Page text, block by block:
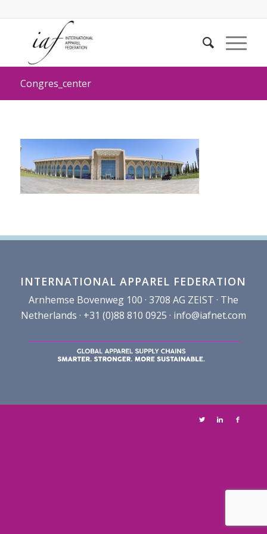
Congres_center
INTERNATIONAL APPAREL FEDERATION
Arnhemse Bovenweg 100 · 3708 AG ZEIST · The
Netherlands · +31 (0)88 810 0925 · info@iafnet.com